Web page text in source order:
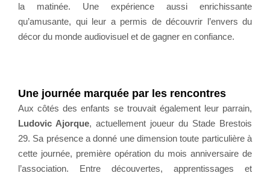
la matinée. Une expérience aussi enrichissante
qu’amusante, qui leur a permis de découvrir l’envers du
décor du monde audiovisuel et de gagner en confiance.
Une journée marquée par les rencontres
Aux côtés des enfants se trouvait également leur parrain,
Ludovic Ajorque, actuellement joueur du Stade Brestois
29. Sa présence a donné une dimension toute particulière à
cette journée, première opération du mois anniversaire de
l’association. Entre découvertes, apprentissages et